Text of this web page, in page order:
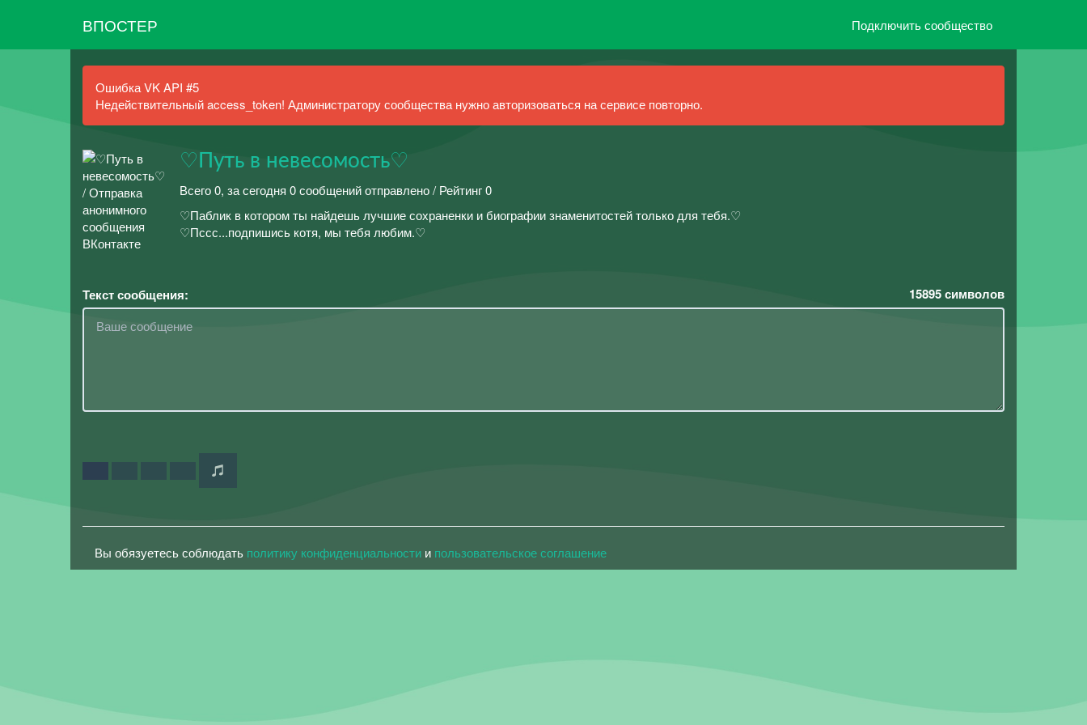
ВПОСТЕР Подключить сообщество
Ошибка VK API #5
Недействительный access_token! Администратору сообщества нужно авторизоваться на сервисе повторно.
♡Путь в невесомость♡
Всего 0, за сегодня 0 сообщений отправлено / Рейтинг 0
♡Паблик в котором ты найдешь лучшие сохраненки и биографии знаменитостей только для тебя.♡
♡Пссс...подпишись котя, мы тебя любим.♡
Текст сообщения: 15895символов
Вы обязуетесь соблюдать политику конфиденциальности и пользовательское соглашение